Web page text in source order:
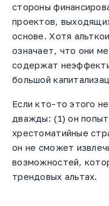
стороны
проектов,
основе. Хотя
означает, что они
содержат
большой
Если кто-то этого
дважды: (1) он
хрестоматийные
он не сможет
возможностей,
трендовых альтах.